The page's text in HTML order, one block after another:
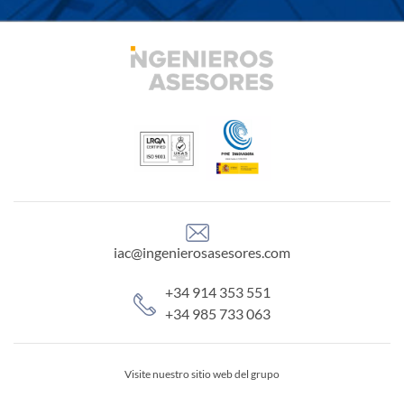
iac@ingenierosasesores.com
+34 914 353 551
+34 985 733 063
Visite nuestro sitio web del grupo